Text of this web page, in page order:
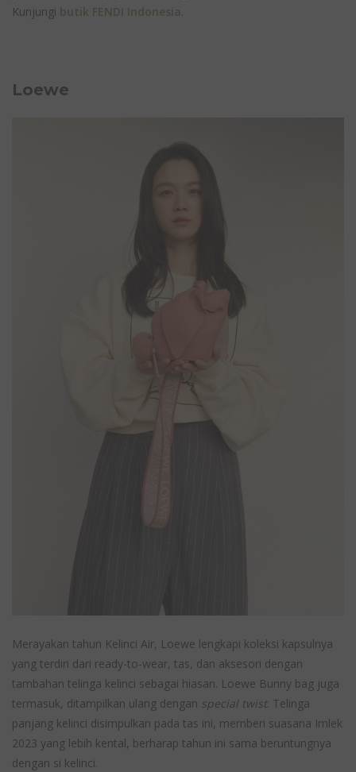
Kunjungi butik FENDI Indonesia
Loewe
Merayakan tahun Kelinci Air, Loewe lengkapi koleksi kapsulnya
yang terdiri dari ready-to-wear, tas, dan aksesori dengan
tambahan telinga kelinci sebagai hiasan. Loewe Bunny bag juga
termasuk, ditampilkan ulang dengan special twist. Telinga
panjang kelinci disimpulkan pada tas ini, memberi suasana Imlek
2023 yang lebih kental, berharap tahun ini sama beruntungnya
dengan si kelinci.